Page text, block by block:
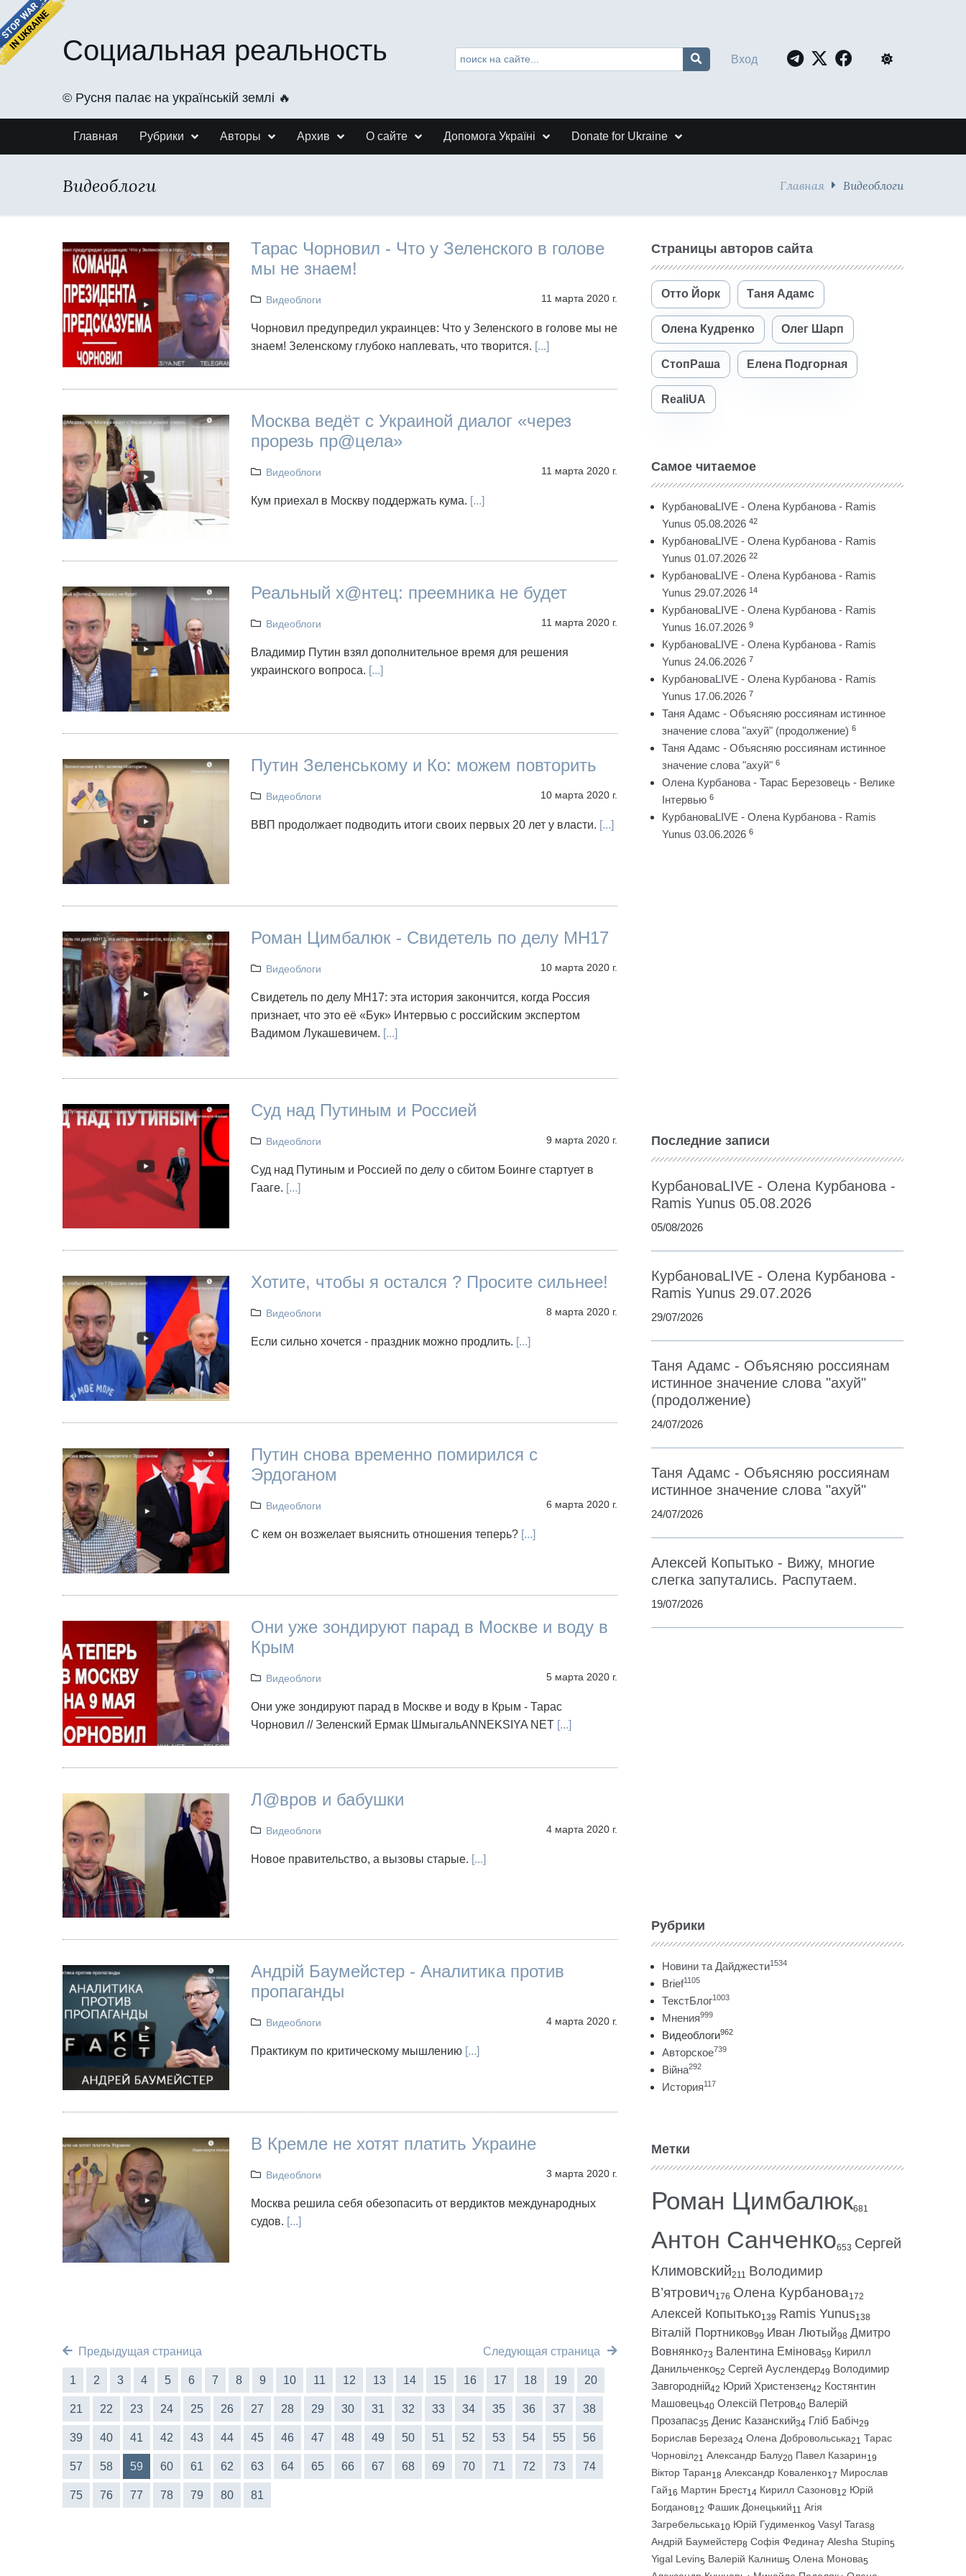
Социальная реальность
©️ Русня палає на українській землі 🔥
Вход
Главная Рубрики Авторы Архив О сайте Допомога Україні Donate for Ukraine
Видеоблоги Главная Видеоблоги
Тарас Чорновил - Что у Зеленского в голове
мы не знаем!
Видеоблоги 11 марта 2020 г.
Чорновил предупредил украинцев: Что у Зеленского в голове мы не
знаем! Зеленскому глубоко наплевать, что творится. [...]
Москва ведёт c Украиной диалог «через
прорезь пр@цела»
Видеоблоги 11 марта 2020 г.
Кум приехал в Москву поддержать кума. [...]
Реальный х@нтец: преемника не будет
Видеоблоги 11 марта 2020 г.
Владимир Путин взял дополнительное время для решения
украинского вопроса. [...]
Путин Зеленському и Ко: можем повторить
Видеоблоги 10 марта 2020 г.
ВВП продолжает подводить итоги своих первых 20 лет у власти. [...]
Роман Цимбалюк - Свидетель по делу МН17
Видеоблоги 10 марта 2020 г.
Свидетель по делу МН17: эта история закончится, когда Россия
признает, что это её «Бук» Интервью с российским экспертом
Вадимом Лукашевичем. [...]
Суд над Путиным и Россией
Видеоблоги 9 марта 2020 г.
Суд над Путиным и Россией по делу о сбитом Боинге стартует в
Гааге. [...]
Хотите, чтобы я остался ? Просите сильнее!
Видеоблоги 8 марта 2020 г.
Если сильно хочется - праздник можно продлить. [...]
Путин снова временно помирился с
Эрдоганом
Видеоблоги 6 марта 2020 г.
С кем он возжелает выяснить отношения теперь? [...]
Они уже зондируют парад в Москве и воду в
Крым
Видеоблоги 5 марта 2020 г.
Они уже зондируют парад в Москве и воду в Крым - Тарас
Чорновил // Зеленский Ермак ШмыгальANNEKSIYA NET[...]
Л@вров и бабушки
Видеоблоги 4 марта 2020 г.
Новое правительство, а вызовы старые. [...]
Андрій Баумейстер - Аналитика против
пропаганды
Видеоблоги 4 марта 2020 г.
Практикум по критическому мышлению [...]
В Кремле не хотят платить Украине
Видеоблоги 3 марта 2020 г.
Москва решила себя обезопасить от вердиктов международных
судов. [...]
Предыдущая страница Следующая страница
1 2 3 4 5 6 7 8 9 10 11 12 13 14 15 16 17 18 19 20
21 22 23 24 25 26 27 28 29 30 31 32 33 34 35 36 37 38
39 40 41 42 43 44 45 46 47 48 49 50 51 52 53 54 55 56
57 58 59 60 61 62 63 64 65 66 67 68 69 70 71 72 73 74
75 76 77 78 79 80 81
Страницы авторов сайта
Отто Йорк Таня Адамс
Олена Кудренко Олег Шарп
СтопРаша Елена Подгорная
RealiUA
Самое читаемое
КурбановаLIVE - Олена Курбанова - Ramis
Yunus 05.08.2026 42
КурбановаLIVE - Олена Курбанова - Ramis
Yunus 01.07.2026 22
КурбановаLIVE - Олена Курбанова - Ramis
Yunus 29.07.2026 14
КурбановаLIVE - Олена Курбанова - Ramis
Yunus 16.07.2026 9
КурбановаLIVE - Олена Курбанова - Ramis
Yunus 24.06.2026 7
КурбановаLIVE - Олена Курбанова - Ramis
Yunus 17.06.2026 7
Таня Адамс - Объясняю россиянам истинное
значение слова "ахуй" (продолжение) 6
Таня Адамс - Объясняю россиянам истинное
значение слова "ахуй" 6
Олена Курбанова - Тарас Березовець - Велике
Інтервью 6
КурбановаLIVE - Олена Курбанова - Ramis
Yunus 03.06.2026 6
Последние записи
КурбановаLIVE - Олена Курбанова -
Ramis Yunus 05.08.2026
05/08/2026
КурбановаLIVE - Олена Курбанова -
Ramis Yunus 29.07.2026
29/07/2026
Таня Адамс - Объясняю россиянам
истинное значение слова "ахуй"
(продолжение)
24/07/2026
Таня Адамс - Объясняю россиянам
истинное значение слова "ахуй"
24/07/2026
Алексей Копытько - Вижу, многие
слегка запутались. Распутаем.
19/07/2026
Рубрики
Новини та Дайджести1534
Brief1105
ТекстБлог1003
Мнения999
Видеоблоги962
Авторское739
Війна292
История117
Метки
Роман Цимбалюк681
Антон Санченко653 Сергей
Климовский211 Володимир
В’ятрович176 Олена Курбанова172
Алексей Копытько139 Ramis Yunus138
Віталій Портников99 Иван Лютый98 Дмитро
Вовнянко73 Валентина Емінова59 Кирилл
Данильченко52 Сергей Ауслендер49 Володимир
Завгородній42 Юрий Христензен42 Костянтин
Машовець40 Олексій Петров40 Валерій
Прозапас35 Денис Казанский34 Гліб Бабіч29
Борислав Береза24 Олена Добровольська21 Тарас
Чорновіл21 Александр Балу20 Павел Казарин19
Віктор Таран18 Александр Коваленко17 Мирослав
Гай16 Мартин Брест14 Кирилл Сазонов12 Юрій
Богданов12 Фашик Донецький11 Агія
Загребельська10 Юрій Гудименко9 Vasyl Taras8
Андрій Баумейстер8 Софія Федина7 Alesha Stupin5
Yigal Levin5 Валерій Калниш5 Олена Монова5